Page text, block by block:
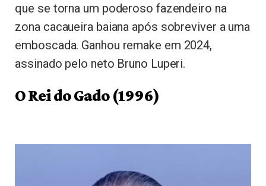
que se torna um poderoso fazendeiro na
zona cacaueira baiana após sobreviver a uma
emboscada. Ganhou remake em 2024,
assinado pelo neto Bruno Luperi.
O Rei do Gado (1996)